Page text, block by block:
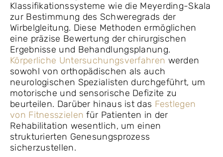
Klassifikationssysteme wie die Meyerding-Skala
zur Bestimmung des Schweregrads der
Wirbelgleitung. Diese Methoden ermöglichen
eine präzise Bewertung der chirurgischen
Ergebnisse und Behandlungsplanung.
Körperliche Untersuchungsverfahren werden
sowohl von orthopädischen als auch
neurologischen Spezialisten durchgeführt, um
motorische und sensorische Defizite zu
beurteilen. Darüber hinaus ist das Festlegen
von Fitnesszielen für Patienten in der
Rehabilitation wesentlich, um einen
strukturierten Genesungsprozess
sicherzustellen.